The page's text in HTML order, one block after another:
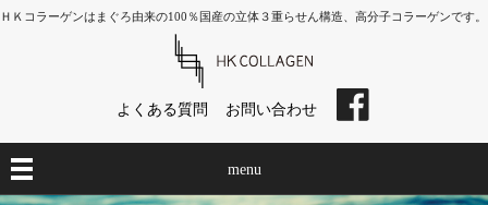
ＨＫコラーゲンはまぐろ由来の100％国産の立体３重らせん構造、高分子コラーゲンです。
よくある質問 お問い合わせ
menu